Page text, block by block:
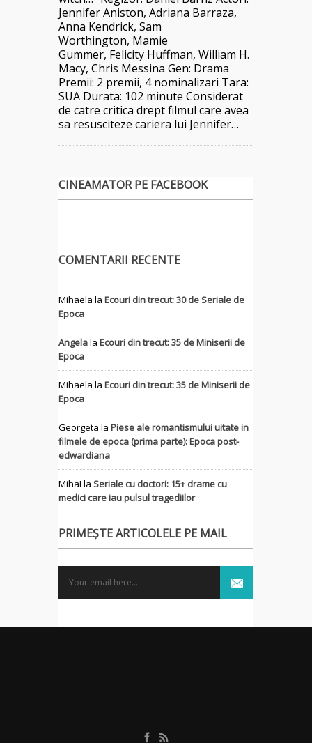
Jennifer Aniston, Adriana Barraza,
Anna Kendrick, Sam
Worthington, Mamie
Gummer, Felicity Huffman, William H.
Macy, Chris Messina Gen: Drama
Premii: 2 premii, 4 nominalizari Tara:
SUA Durata: 102 minute Considerat
de catre critica drept filmul care avea
sa resusciteze cariera lui Jennifer…
CINEAMATOR PE FACEBOOK
COMENTARII RECENTE
Mihaela la Ecouri din trecut: 30 de Seriale de
Epoca
Angelala Ecouri din trecut: 35 de Miniserii de
Epoca
Mihaela la Ecouri din trecut: 35 de Miniserii de
Epoca
Georgeta la Piese ale romantismului uitate in
filmele de epoca (prima parte): Epoca post-
edwardiana
MihaI la Seriale cu doctori: 15+ drame cu
medici care iau pulsul tragediilor
PRIMEȘTE ARTICOLELE PE MAIL